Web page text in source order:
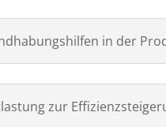
in der
zur